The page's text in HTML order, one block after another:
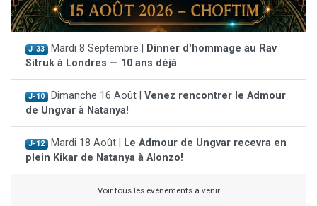
J-33 Mardi 8 Septembre |
Dinner d'hommage au Rav
Sitruk à Londres — 10 ans déjà
J-10 Dimanche 16 Août | Venez rencontrer le Admour
de Ungvar à Natanya!
J-12 Mardi 18 Août |
Le Admour de Ungvar recevra en
plein Kikar de Natanya à Alonzo!
Voir tous les événements à venir